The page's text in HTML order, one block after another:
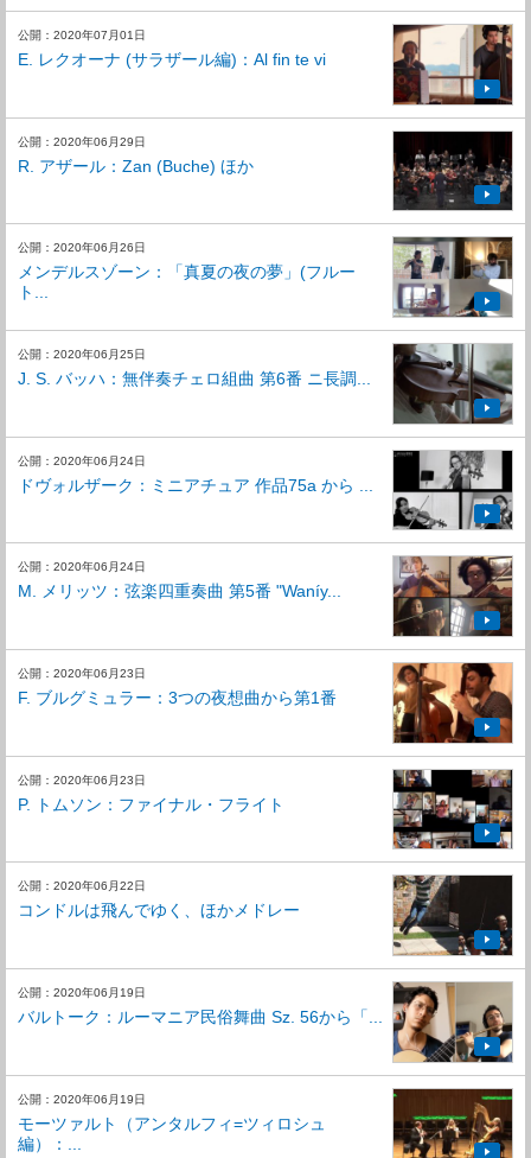
公開：2020年07月01日
E. レクオーナ (サラザール編)：Al fin te vi
公開：2020年06月29日
R. アザール：Zan (Buche) ほか
公開：2020年06月26日
メンデルスゾーン：「真夏の夜の夢」(フルー
ト...
公開：2020年06月25日
J. S. バッハ：無伴奏チェロ組曲 第6番 ニ長調...
公開：2020年06月24日
⁣ドヴォルザーク：ミニアチュア 作品75a から ...
公開：2020年06月24日
M. メリッツ：弦楽四重奏曲 第5番 "Waníy...
公開：2020年06月23日
F. ブルグミュラー：3つの夜想曲から第1番
公開：2020年06月23日
P. トムソン：ファイナル・フライト
公開：2020年06月22日
コンドルは飛んでゆく、ほかメドレー
公開：2020年06月19日
バルトーク：ルーマニア民俗舞曲 Sz. 56から「...
公開：2020年06月19日
モーツァルト（アンタルフィ=ツィロシュ
編）：...